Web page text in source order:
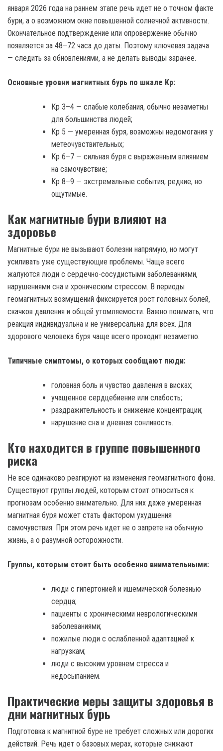
января 2026 года на раннем этапе речь идет не о точном факте
бури, а о возможном окне повышенной солнечной активности.
Окончательное подтверждение или опровержение обычно
появляется за 48–72 часа до даты. Поэтому ключевая задача
— следить за обновлениями, а не делать выводы заранее.
Основные уровни магнитных бурь по шкале Kp:
Kp 3–4 — слабые колебания, обычно незаметны
для большинства людей;
Kp 5 — умеренная буря, возможны недомогания у
метеочувствительных;
Kp 6–7 — сильная буря с выраженным влиянием
на самочувствие;
Kp 8–9 — экстремальные события, редкие, но
ощутимые.
Как магнитные бури влияют на
здоровье
Магнитные бури не вызывают болезни напрямую, но могут
усиливать уже существующие проблемы. Чаще всего
жалуются люди с сердечно-сосудистыми заболеваниями,
нарушениями сна и хроническим стрессом. В периоды
геомагнитных возмущений фиксируется рост головных болей,
скачков давления и общей утомляемости. Важно понимать, что
реакция индивидуальна и не универсальна для всех. Для
здорового человека буря чаще всего проходит незаметно.
Типичные симптомы, о которых сообщают люди:
головная боль и чувство давления в висках;
учащенное сердцебиение или слабость;
раздражительность и снижение концентрации;
нарушение сна и дневная сонливость.
Кто находится в группе повышенного
риска
Не все одинаково реагируют на изменения геомагнитного фона.
Существуют группы людей, которым стоит относиться к
прогнозам особенно внимательно. Для них даже умеренная
магнитная буря может стать фактором ухудшения
самочувствия. При этом речь идет не о запрете на обычную
жизнь, а о разумной осторожности.
Группы, которым стоит быть особенно внимательными:
люди с гипертонией и ишемической болезнью
сердца;
пациенты с хроническими неврологическими
заболеваниями;
пожилые люди с ослабленной адаптацией к
нагрузкам;
люди с высоким уровнем стресса и
недосыпанием.
Практические меры защиты здоровья в
дни магнитных бурь
Подготовка к магнитной буре не требует сложных или дорогих
действий. Речь идет о базовых мерах, которые снижают